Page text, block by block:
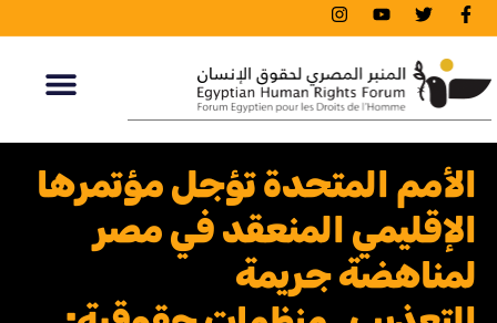
الأمم المتحدة تؤجل مؤتمرها
الإقليمي المنعقد في مصر
لمناهضة جريمة